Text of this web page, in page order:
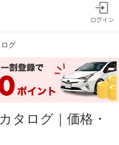
ログイン
グ
タログ｜価格・